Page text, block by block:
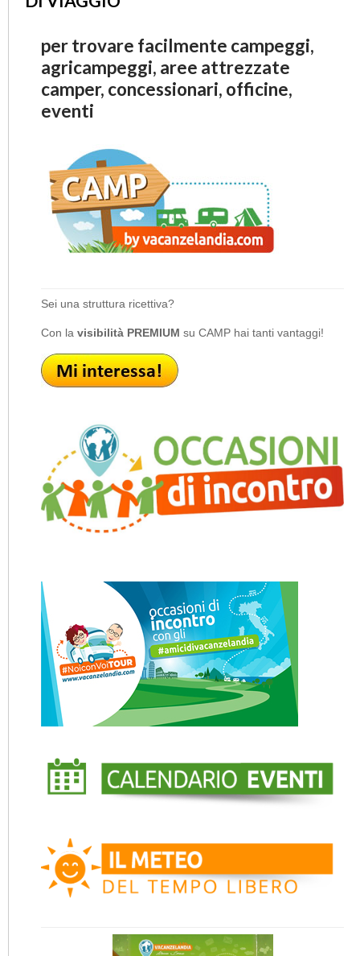
per trovare facilmente campeggi,
agricampeggi, aree attrezzate
camper, concessionari, officine,
eventi
Sei una struttura ricettiva?
Con la visibilità PREMIUM su CAMP hai tanti vantaggi!